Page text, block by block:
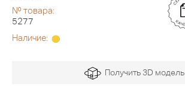
№ товара:
5277
Наличие:
Получить 3D модель